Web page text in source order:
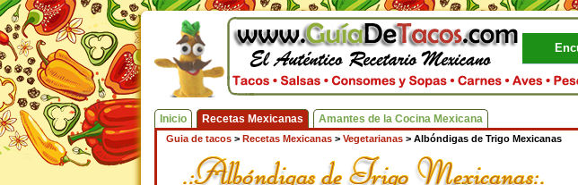
Inicio Recetas Mexicanas Amantes de la Cocina Mexicana
Guia de tacos > Recetas Mexicanas > Vegetarianas > Albóndigas de Trigo Mexicanas